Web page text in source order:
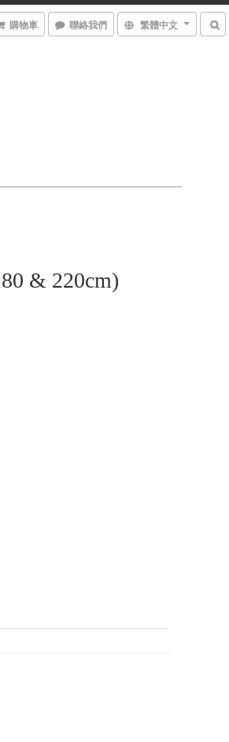
購物車 聯絡我們 繁體中文
& 220cm)